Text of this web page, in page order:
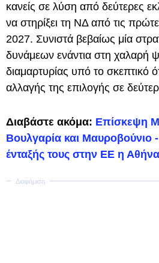
κανείς σε λύση από δεύτερες
να στηρίξει τη ΝΔ από τις
2027. Συνιστά βεβαίως μία
δυνάμεων ενάντια στη χαλαρή
διαμαρτυρίας υπό το σκεπτικό
αλλαγής της επιλογής σε
Διαβάστε ακόμα: Επίσκεψη
Βουλγαρία και Μαυροβούνιο
ένταξής τους στην ΕΕ η Αθήνα